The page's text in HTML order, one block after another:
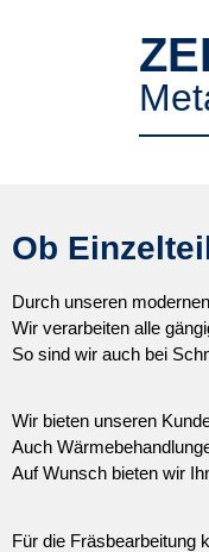
Ob
Durch unseren
Wir verarbeiten alle
So sind wir auch bei
Wir bieten unseren
Auch
Auf Wunsch bieten wir
Für die Fräsbearbeitung